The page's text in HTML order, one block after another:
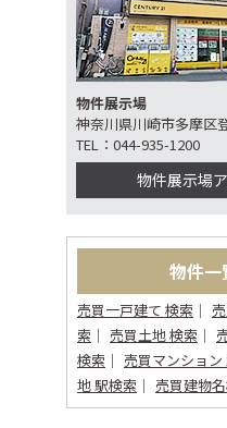
物件展示場
神奈川県川崎市多摩区
TEL：044-935-1200
物件展示場
物件一
売買一戸建て 検索
索
売買土地 検索
検索
売買マンション
地 駅検索
売買建物